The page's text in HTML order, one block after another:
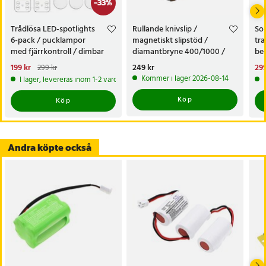
-33%
Trådlösa LED-spotlights
6-pack / pucklampor
med fjärrkontroll / dimbar
skåpbelysning
Nuvarande pris
199 krTidigare pris:299 kr
199 kr 299 kr
I lager, levereras inom 1-2 vardagar
Köp
Rullande knivslip /
magnetiskt slipstöd /
diamantbryne 400/1000 /
knivvässare med fasta vinklar
Pris:249 kr
249 kr
Kommer i lager 2026-08-14
Köp
Andra köpte också